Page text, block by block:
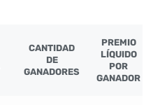
CANTIDAD
DE
GANADORES
PREMIO
LÍQUIDO
POR
GANADOR